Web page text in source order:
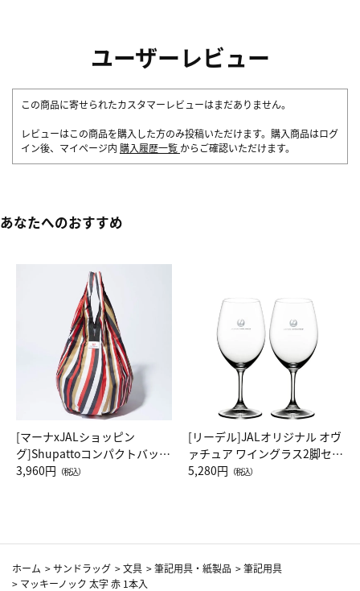
ユーザーレビュー
この商品に寄せられたカスタマーレビューはまだありません。
レビューはこの商品を購入した方のみ投稿いただけます。購入商品はログ
イン後、マイページ内 購入履歴一覧 からご確認いただけます。
あなたへのおすすめ
[マーナxJALショッピン
グ]Shupattoコンパクトバッグ
Drop JAL客室乗務員（LC）ス
3,960円 （税込）
[リーデル]JALオリジナル オヴ
ァチュア ワイングラス2脚セッ
ト（レッドワイン）
5,280円 （税込）
ホーム >サンドラッグ >文具 >筆記用具・紙製品 >筆記用具
> マッキーノック 太字 赤 1本入